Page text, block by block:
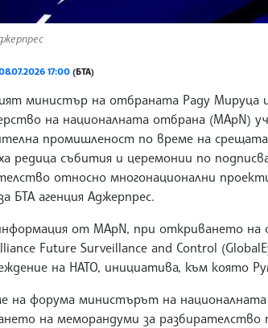
17:00 (БТА)
министър на отбраната Раду Мируца
на националната отбрана (MApN)
промишленост по време на
редица събития и церемонии по
относно многонационални
БТА агенция Аджерпрес.
от MApN, при откриването на
Future Surveillance and Control
на НАТО, инициатива, към която
на форума министърът на
на меморандуми за разбирателство